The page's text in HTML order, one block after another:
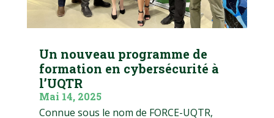
Un nouveau programme de
formation en cybersécurité à
l’UQTR
Mai 14, 2025
Connue sous le nom de FORCE-UQTR,